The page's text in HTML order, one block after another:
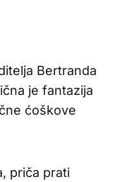
Bertranda
je fantazija
ćoškove
priča prati